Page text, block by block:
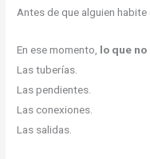
Antes de que alguien habite
En ese momento, lo que
Las tuberías.
Las pendientes.
Las conexiones.
Las salidas.